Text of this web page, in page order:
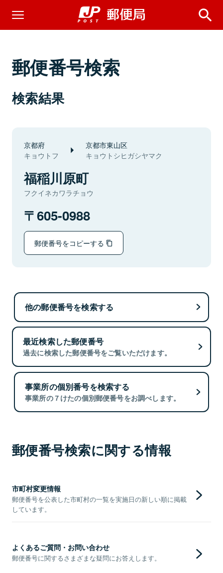
郵便番号検索
検索結果
京都府
キョウトフ
京都市東山区
キョウトシヒガシヤマク
福稲川原町
フクイネカワラチョウ
605-0988
郵便番号をコピーする
他の郵便番号を検索する
最近検索した郵便番号
過去に検索した郵便番号をご覧いただけます。
事業所の個別番号を検索する
事業所の７けたの個別郵便番号をお調べします。
郵便番号検索に関する情報
市町村変更情報
郵便番号を公表した市町村の一覧を実施日の新しい順に掲載
しています。
よくあるご質問・お問い合わせ
郵便番号に関するさまざまな疑問にお答えします。